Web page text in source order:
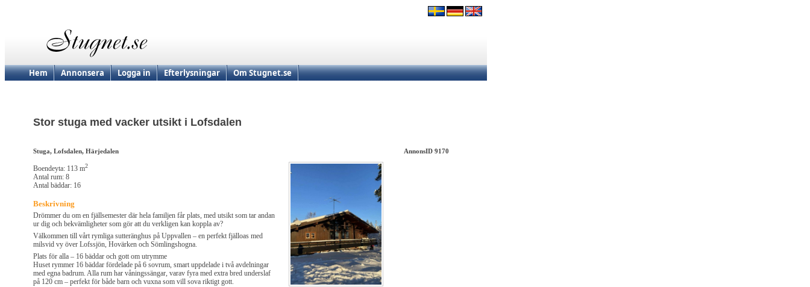
Hem Annonsera Logga in Efterlysningar Om Stugnet.se
Stor stuga med vacker utsikt i Lofsdalen
Stuga, Lofsdalen, Härjedalen AnnonsID 9170
Boendeyta: 113 m2
Antal rum: 8
Antal bäddar: 16
Beskrivning
Drömmer du om en fjällsemester där hela familjen får plats, med utsikt som tar andan
ur dig och bekvämligheter som gör att du verkligen kan koppla av?
Välkommen till vårt rymliga sutteränghus på Uppvallen – en perfekt fjälloas med
milsvid vy över Lofssjön, Hovärken och Sömlingshogna.
Plats för alla – 16 bäddar och gott om utrymme
Huset rymmer 16 bäddar fördelade på 6 sovrum, smart uppdelade i två avdelningar
med egna badrum. Alla rum har våningssängar, varav fyra med extra bred underslaf
på 120 cm – perfekt för både barn och vuxna som vill sova riktigt gott.